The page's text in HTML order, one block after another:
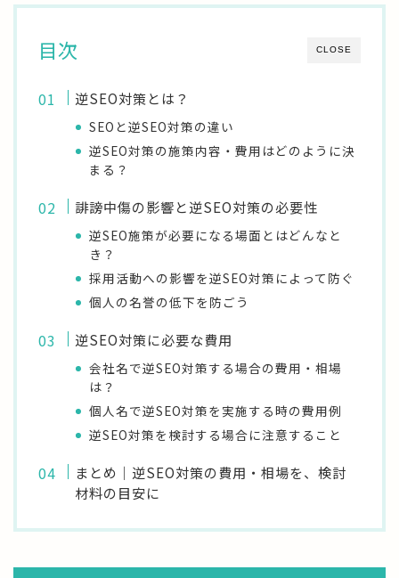
CLOSE
目次
逆SEO対策とは？
SEOと逆SEO対策の違い
逆SEO対策の施策内容・費用はどのように決
まる？
誹謗中傷の影響と逆SEO対策の必要性
逆SEO施策が必要になる場面とはどんなと
き？
採用活動への影響を逆SEO対策によって防ぐ
個人の名誉の低下を防ごう
逆SEO対策に必要な費用
会社名で逆SEO対策する場合の費用・相場
は？
個人名で逆SEO対策を実施する時の費用例
逆SEO対策を検討する場合に注意すること
まとめ｜逆SEO対策の費用・相場を、検討
材料の目安に